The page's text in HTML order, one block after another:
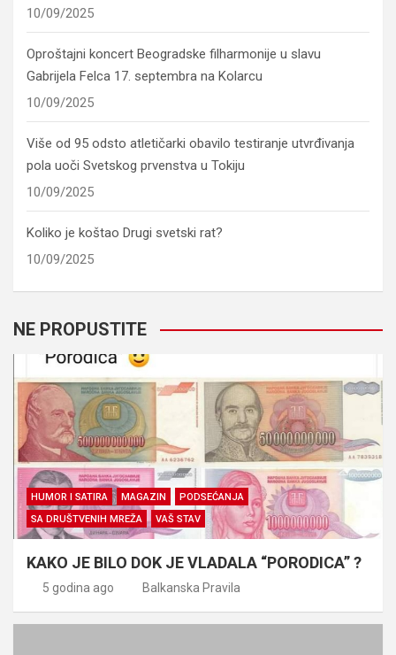
10/09/2025
Oproštajni koncert Beogradske filharmonije u slavu
Gabrijela Felca 17. septembra na Kolarcu
10/09/2025
Više od 95 odsto atletičarki obavilo testiranje utvrđivanja
pola uoči Svetskog prvenstva u Tokiju
10/09/2025
Koliko je koštao Drugi svetski rat?
10/09/2025
NE PROPUSTITE
HUMOR I SATIRA MAGAZIN
PODSEĆANJA
SA DRUŠTVENIH MREŽA
VAŠ STAV
KAKO JE BILO DOK JE VLADALA “PORODICA” ?
5 godina ago Balkanska Pravila